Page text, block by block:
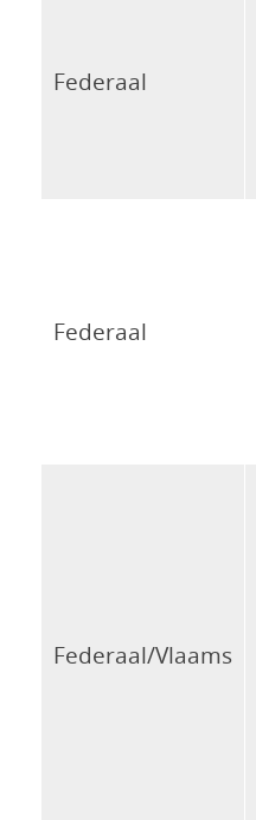
Federaal
Federaal
Federaal/Vlaams